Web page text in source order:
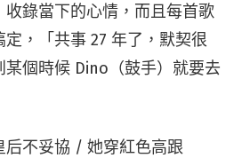
收錄當下的心情，而且每首歌
，「共事 27 年了，默契很
個時候 Dino（鼓手）就要去
后不妥協 / 她穿紅色高跟